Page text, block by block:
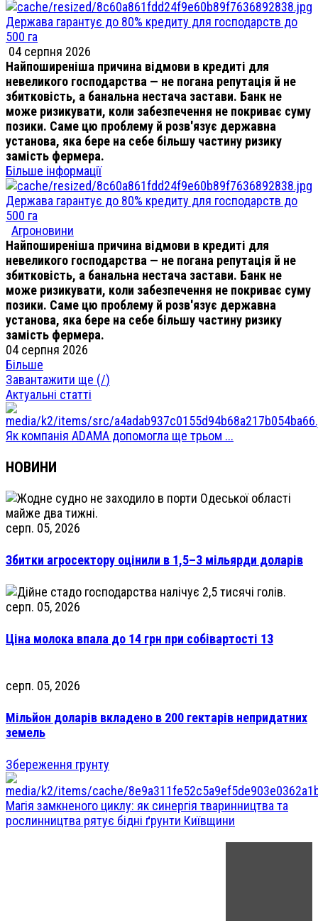
Держава гарантує до 80% кредиту для господарств до
500 га
04 серпня 2026
Найпоширеніша причина відмови в кредиті для
невеликого господарства — не погана репутація й не
збитковість, а банальна нестача застави. Банк не
може ризикувати, коли забезпечення не покриває суму
позики. Саме цю проблему й розв'язує державна
установа, яка бере на себе більшу частину ризику
замість фермера.
Більше інформації
Держава гарантує до 80% кредиту для господарств до
500 га
Агроновини
Найпоширеніша причина відмови в кредиті для
невеликого господарства — не погана репутація й не
збитковість, а банальна нестача застави. Банк не
може ризикувати, коли забезпечення не покриває суму
позики. Саме цю проблему й розв'язує державна
установа, яка бере на себе більшу частину ризику
замість фермера.
04 серпня 2026
Більше
Завантажити ще (/)
Актуальні статті
Як компанія ADAMA допомогла ще трьом ...
НОВИНИ
серп. 05, 2026
Збитки агросектору оцінили в 1,5–3 мільярди доларів
серп. 05, 2026
Ціна молока впала до 14 грн при собівартості 13
серп. 05, 2026
Мільйон доларів вкладено в 200 гектарів непридатних
земель
Збереження грунту
Магія замкненого циклу: як синергія тваринництва та
рослинництва рятує бідні ґрунти Київщини